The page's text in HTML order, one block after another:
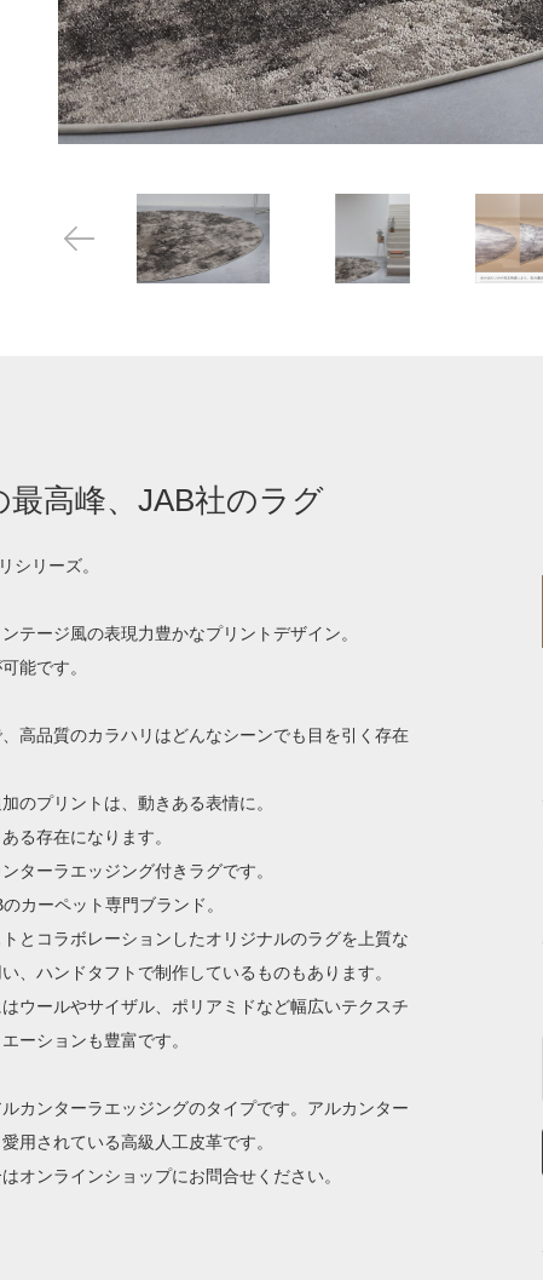
最高峰、JAB社のラグ
シリーズ。
テージ風の表現力豊かなプリントデザイン。
能です。
高品質のカラハリはどんなシーンでも目を引く存在
のプリントは、動きある表情に。
る存在になります。
ターラエッジング付きラグです。
カーペット専門ブランド。
とコラボレーションしたオリジナルのラグを上質な
、ハンドタフトで制作しているものもあります。
ウールやサイザル、ポリアミドなど幅広いテクスチ
ーションも豊富です。
カンターラエッジングのタイプです。アルカンター
用されている高級人工皮革です。
オンラインショップにお問合せください。